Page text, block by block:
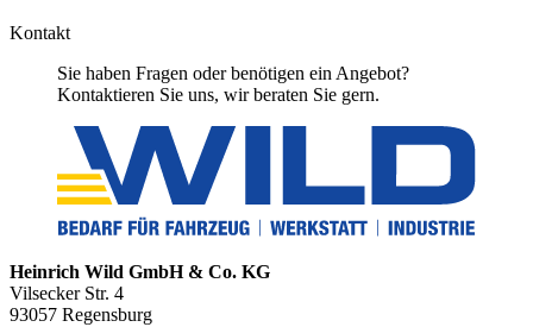
Kontakt
Sie haben Fragen oder benötigen ein Angebot?
Kontaktieren Sie uns, wir beraten Sie gern.
Heinrich Wild GmbH & Co. KG
Vilsecker Str. 4
93057 Regensburg